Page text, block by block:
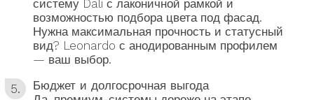
систему Dali с лаконичной рамкой и
возможностью подбора цвета под фасад.
Нужна максимальная прочность и статусный
вид? Leonardo с анодированным профилем
— ваш выбор.
Бюджет и долгосрочная выгода